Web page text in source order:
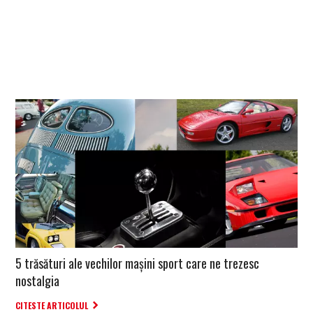
5 trăsături ale vechilor mașini sport care ne trezesc
nostalgia
CITESTE ARTICOLUL